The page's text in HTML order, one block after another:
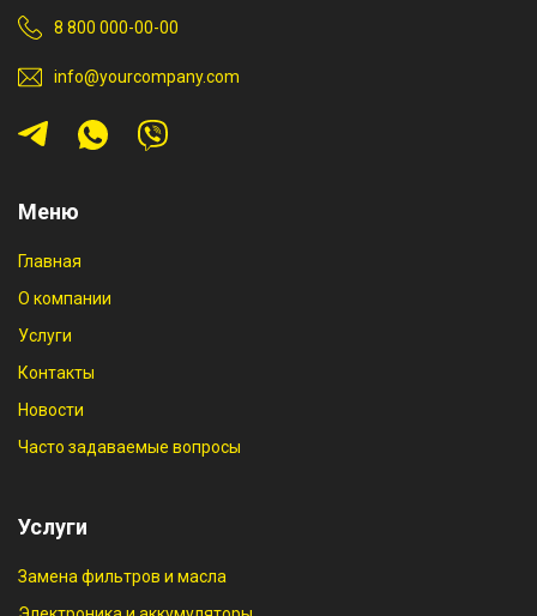
8 800 000-00-00
info@yourcompany.com
Меню
Главная
О компании
Услуги
Контакты
Новости
Часто задаваемые вопросы
Услуги
Замена фильтров и масла